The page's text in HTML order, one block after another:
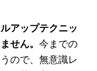
アップテクニッ
せん。 今までの
ので、無意識レ